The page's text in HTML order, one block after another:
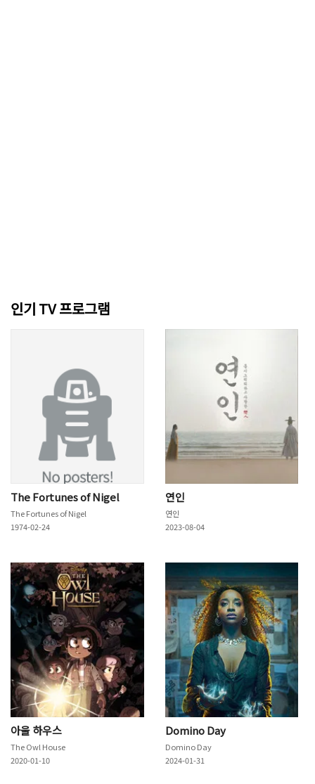
인기 TV 프로그램
The Fortunes of Nigel
The Fortunes of Nigel
1974-02-24
연인
연인
2023-08-04
아울 하우스
The Owl House
2020-01-10
Domino Day
Domino Day
2024-01-31